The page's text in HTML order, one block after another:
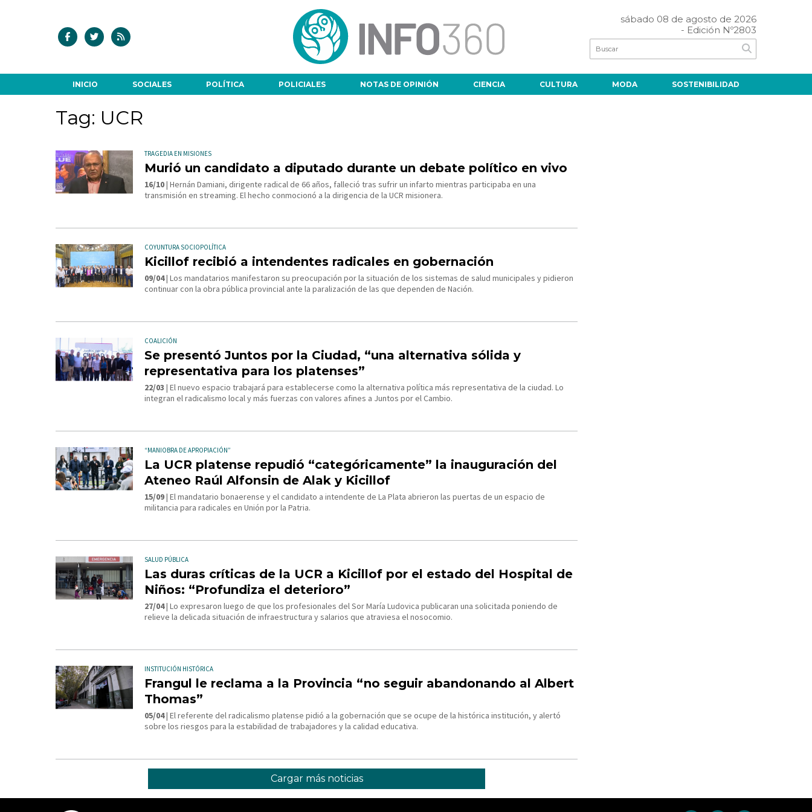
sábado 08 de agosto de 2026
- Edición Nº2803
INICIO SOCIALES POLÍTICA POLICIALES NOTAS DE OPINIÓN CIENCIA CULTURA MODA SOSTENIBILIDAD
Tag: UCR
TRAGEDIA EN MISIONES
Murió un candidato a diputado durante un debate político en vivo
16/10| Hernán Damiani, dirigente radical de 66 años, falleció tras sufrir un infarto mientras participaba en una
transmisión en streaming. El hecho conmocionó a la dirigencia de la UCR misionera.
COYUNTURA SOCIOPOLÍTICA
Kicillof recibió a intendentes radicales en gobernación
09/04| Los mandatarios manifestaron su preocupación por la situación de los sistemas de salud municipales y pidieron
continuar con la obra pública provincial ante la paralización de las que dependen de Nación.
COALICIÓN
Se presentó Juntos por la Ciudad, “una alternativa sólida y
representativa para los platenses”
22/03 | El nuevo espacio trabajará para establecerse como la alternativa política más representativa de la ciudad. Lo
integran el radicalismo local y más fuerzas con valores afines a Juntos por el Cambio.
“MANIOBRA DE APROPIACIÓN”
La UCR platense repudió “categóricamente” la inauguración del
Ateneo Raúl Alfonsin de Alak y Kicillof
15/09| El mandatario bonaerense y el candidato a intendente de La Plata abrieron las puertas de un espacio de
militancia para radicales en Unión por la Patria.
SALUD PÚBLICA
Las duras críticas de la UCR a Kicillof por el estado del Hospital de
Niños: “Profundiza el deterioro”
27/04| Lo expresaron luego de que los profesionales del Sor María Ludovica publicaran una solicitada poniendo de
relieve la delicada situación de infraestructura y salarios que atraviesa el nosocomio.
INSTITUCIÓN HISTÓRICA
Frangul le reclama a la Provincia “no seguir abandonando al Albert
Thomas”
05/04| El referente del radicalismo platense pidió a la gobernación que se ocupe de la histórica institución, y alertó
sobre los riesgos para la estabilidad de trabajadores y la calidad educativa.
Cargar más noticias